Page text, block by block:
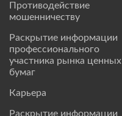
Противодействие
мошенничеству
Раскрытие информации
профессионального
участника рынка ценных
бумаг
Карьера
Раскрытие информации